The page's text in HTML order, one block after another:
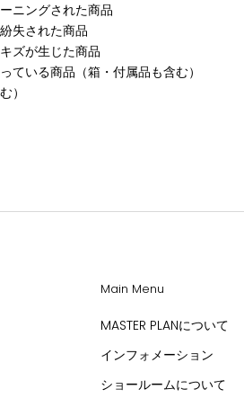
ニングされた商品
失された商品
ズが生じた商品
ている商品（箱・付属品も含む）
）
Main Menu
MASTER PLANについて
インフォメーション
ショールームについて